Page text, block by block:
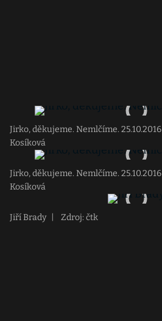
Jirko, děkujeme. Nemlčíme. 25.10.2016
Kosíková
Jirko, děkujeme. Nemlčíme. 25.10.2016
Kosíková
Jiří Brady Zdroj: čtk